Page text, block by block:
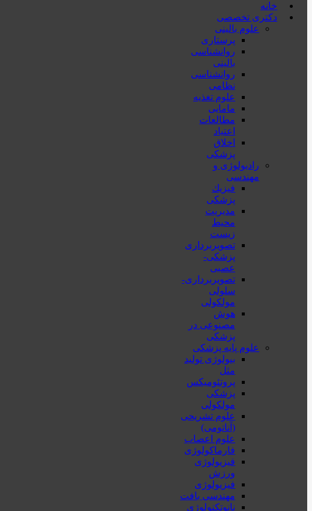
خانه
دکتری تخصصی
علوم بالینی
پرستاری
روانشناسی
بالینی
روانشناسی
نظامی
علوم تغذیه
مامایی
مطالعات
اعتیاد
اخلاق
پزشکی
رادیولوژی و
مهندسی
فيزيك
پزشکی
مدیریت
محیط
زیست
تصویربرداری
پزشکی-
عصبی
تصویربرداری-
سلولی
مولکولی
هوش
مصنوعی در
پزشکی
علوم پایه پزشکی
بیولوژی تولید
مثل
پروتئومیکس
پزشکی
مولکولی
علوم تشریحی
(آناتومی)
علوم اعصاب
فارماکولوژی
فیزیولوژی
ورزش
فیزیولوژی
مهندسی بافت
نانوتکنولوژی